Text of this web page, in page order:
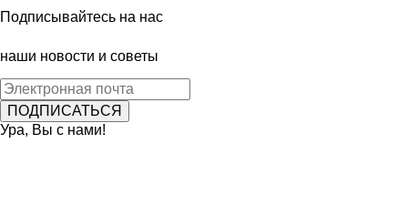
Подписывайтесь на нас
наши новости и советы
Ура, Вы с нами!